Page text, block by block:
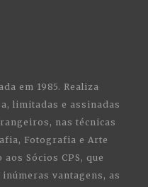
em 1985. Realiza
limitadas e assinadas
nas técnicas
Fotografia e Arte
Sócios CPS, que
vantagens, as